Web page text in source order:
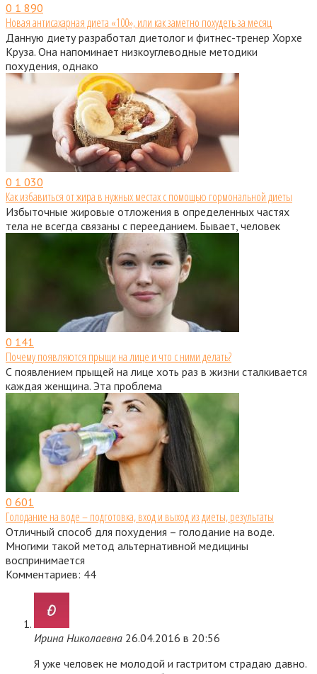
0 1 890
Новая антисахарная диета «100», или как заметно похудеть за месяц
Данную диету разработал диетолог и фитнес-тренер Хорхе
Круза. Она напоминает низкоуглеводные методики
похудения, однако
0 1 030
Как избавиться от жира в нужных местах с помощью гормональной диеты
Избыточные жировые отложения в определенных частях
тела не всегда связаны с перееданием. Бывает, человек
0 141
Почему появляются прыщи на лице и что с ними делать?
С появлением прыщей на лице хоть раз в жизни сталкивается
каждая женщина. Эта проблема
0 601
Голодание на воде – подготовка, вход и выход из диеты, результаты
Отличный способ для похудения – голодание на воде.
Многими такой метод альтернативной медицины
воспринимается
Комментариев: 44
Ирина Николаевна 26.04.2016 в 20:56
Я уже человек не молодой и гастритом страдаю давно.